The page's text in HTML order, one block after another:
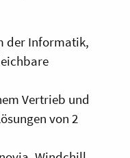
der Informatik,
Vertrieb und
von 2